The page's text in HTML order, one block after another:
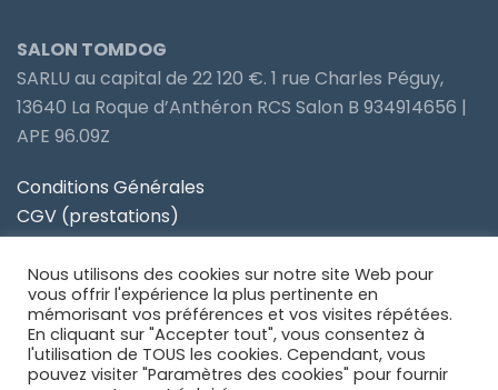
SALON TOMDOG
SARLU au capital de 22 120 €. 1 rue Charles Péguy,
13640 La Roque d’Anthéron RCS Salon B 934914656 |
APE 96.09Z
Conditions Générales
CGV (prestations)
Politique de confidentialité
Site partenaire Toiletteur Nos Avis
Site partenaire Anidom
Nous utilisons des cookies sur notre site Web pour
vous offrir l'expérience la plus pertinente en
mémorisant vos préférences et vos visites répétées.
En cliquant sur "Accepter tout", vous consentez à
l'utilisation de TOUS les cookies. Cependant, vous
pouvez visiter "Paramètres des cookies" pour fournir